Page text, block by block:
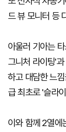
드 뷰 모니터 등
아울러 기아는
그니처 라이팅'
하고 대담한 느
급 최초로 '슬라
이와 함께 2열에